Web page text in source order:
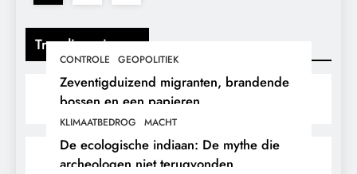
Trending nieuws
CONTROLE GEOPOLITIEK
Zeventigduizend migranten, brandende
bossen en een papieren
stikstofwerkelijkheid.
KLIMAATBEDROG MACHT
De ecologische indiaan: De mythe die
archeologen niet terugvonden.